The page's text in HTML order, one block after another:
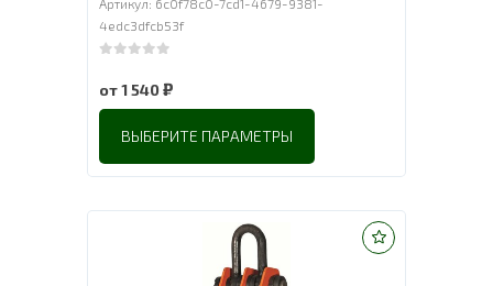
Артикул: 6c0f78c0-7cd1-4679-9381-
4edc3dfcb53f
от1 540₽
ВЫБЕРИТЕ ПАРАМЕТРЫ